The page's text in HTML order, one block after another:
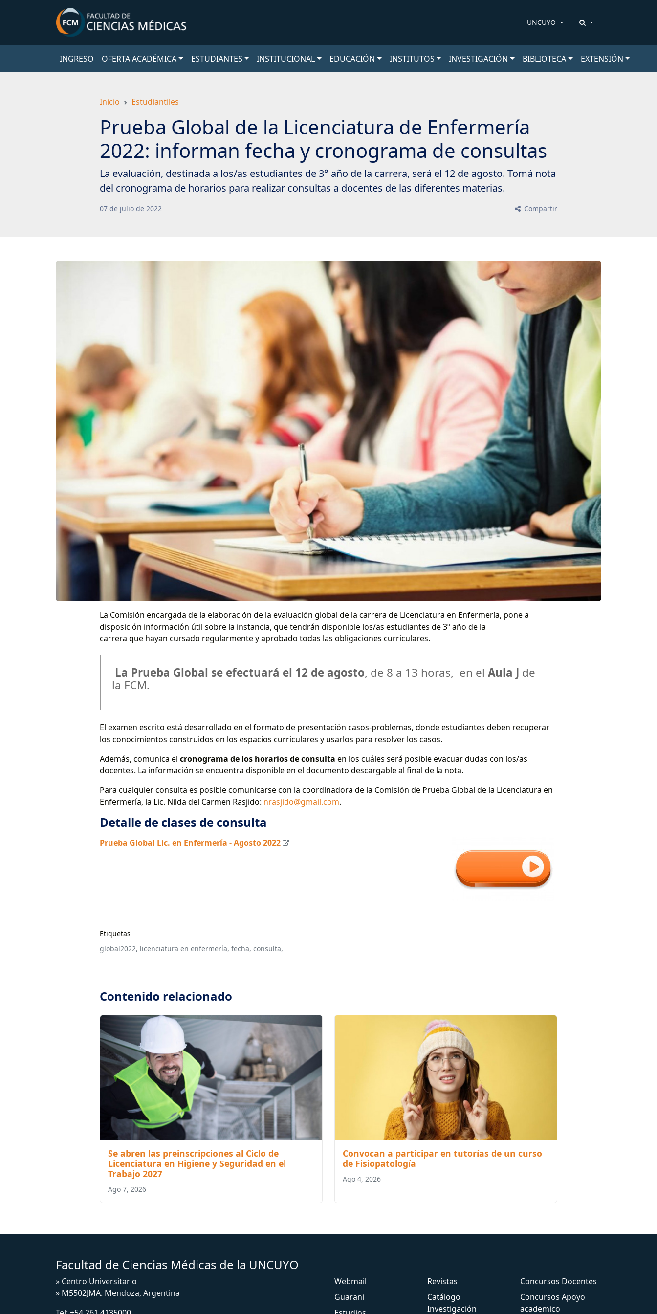
UNCUYO
INGRESO OFERTA ACADÉMICA ESTUDIANTES INSTITUCIONAL EDUCACIÓN INSTITUTOS INVESTIGACIÓN BIBLIOTECA EXTENSIÓN
Inicio Estudiantiles
Prueba Global de la Licenciatura de Enfermería
2022: informan fecha y cronograma de consultas
La evaluación, destinada a los/as estudiantes de 3° año de la carrera, será el 12 de agosto. Tomá nota
del cronograma de horarios para realizar consultas a docentes de las diferentes materias.
07 de julio de 2022 Compartir
La Comisión encargada de la elaboración de la evaluación global de la carrera de Licenciatura en Enfermería, pone a
disposición información útil sobre la instancia, que tendrán disponible los/as estudiantes de 3º año de la
carrera que hayan cursado regularmente y aprobado todas las obligaciones curriculares.
La Prueba Global se efectuará el 12 de agosto, de 8 a 13 horas, en elAula J de
la FCM.
El examen escrito está desarrollado en el formato de presentación casos-problemas, donde estudiantes deben recuperar
los conocimientos construidos en los espacios curriculares y usarlos para resolver los casos.
Además, comunica el cronograma de los horarios de consulta en los cuáles será posible evacuar dudas con los/as
docentes. La información se encuentra disponible en el documento descargable al final de la nota.
Para cualquier consulta es posible comunicarse con la coordinadora de la Comisión de Prueba Global de la Licenciatura en
Enfermería, la Lic. Nilda del Carmen Rasjido: nrasjido@gmail.com.
Detalle de clases de consulta
Prueba Global Lic. en Enfermería - Agosto 2022
Etiquetas
global2022, licenciatura en enfermería, fecha, consulta,
Contenido relacionado
Se abren las preinscripciones al Ciclo de
Licenciatura en Higiene y Seguridad en el
Trabajo 2027
Ago 7, 2026
Convocan a participar en tutorías de un curso
de Fisiopatología
Ago 4, 2026
Facultad de Ciencias Médicas de la UNCUYO
» Centro Universitario
» M5502JMA. Mendoza, Argentina
Webmail
Guarani
Revistas
Catálogo
Investigación
Concursos Docentes
Concursos Apoyo
academico